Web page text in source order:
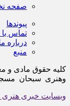
صفحه
پیوندها
تماس با
درباره
منبع
کلیه حقوق مادی و
وهنری سبحان
وبسایت خبری هنری